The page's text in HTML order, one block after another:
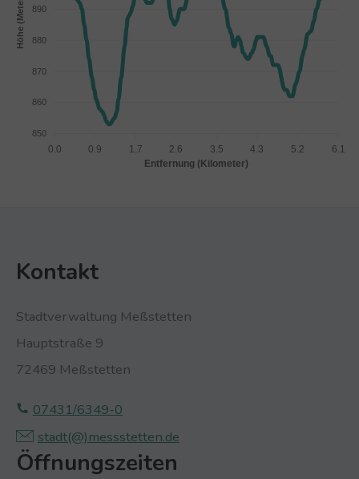
890
880
870
860
850
Höhe (Meter)
0.0 0.9 1.7 2.6 3.5 4.3 5.2 6.1
Entfernung (Kilometer)
Kontakt
Stadtverwaltung Meßstetten
Hauptstraße 9
72469 Meßstetten
07431/6349-0
stadt(@)­‍­messstetten.­‍­de
Öffnungszeiten